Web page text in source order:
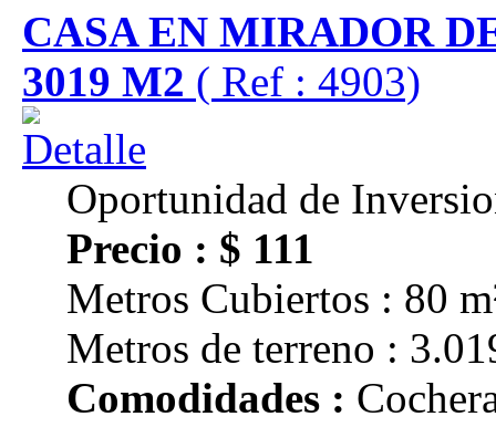
CASA EN MIRADOR
3019 M2 ( Ref : 4903)
Oportunidad de
Precio : $ 111
Metros Cubiertos : 80
Metros de terreno :
Comodidades :